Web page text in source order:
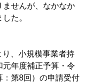
ませんが、なかなか
た。
、小規模事業者持
年度補正予算・令
：第8回）の申請受付